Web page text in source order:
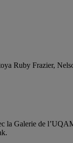
Ruby Frazier,
la Galerie de